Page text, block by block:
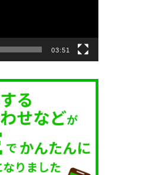
03:51